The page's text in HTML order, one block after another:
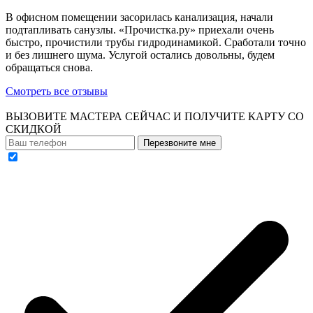
В офисном помещении засорилась канализация, начали
подтапливать санузлы. «Прочистка.ру» приехали очень
быстро, прочистили трубы гидродинамикой. Сработали точно
и без лишнего шума. Услугой остались довольны, будем
обращаться снова.
Смотреть все отзывы
ВЫЗОВИТЕ МАСТЕРА СЕЙЧАС И ПОЛУЧИТЕ КАРТУ СО
СКИДКОЙ
Перезвоните мне